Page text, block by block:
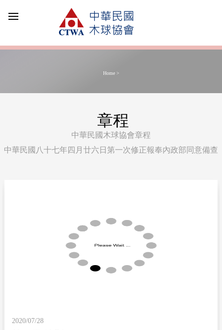
Home >
章程
中華民國木球協會章程
中華民國八十七年四月廿六日第一次修正報奉內政部同意備查
2020/07/28